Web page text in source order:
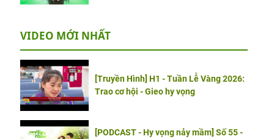
VIDEO MỚI NHẤT
[Truyền Hình] H1 - Tuần Lễ Vàng 2026:
Trao cơ hội - Gieo hy vọng
[PODCAST - Hy vọng nảy mầm] Số 55 -